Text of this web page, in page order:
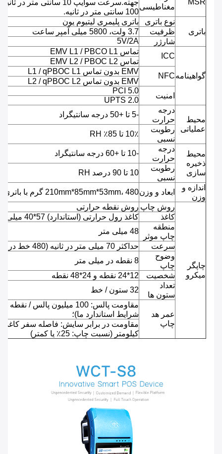
MSR
مغناطیسی
جهته.سرعت سوایپ 10 سانتی متر در
100 سانتی متر در ثانیه.
باتری
نوع باتری
باتری پلیمری لیتیوم یون
ظرفیت
3.7 ولت، 5800 میلی آمپر ساعت
شارژر
5V/2A
گواهینامه
ICC
تماس EMV L1 / PBCO L1
تماس EMV L2 / PBOC L2
NFC
EMV بدون تماس L1 / qPBOC L1
EMV بدون تماس L2 / qPBOC L2
امنیت
PCI 5.0
UPTS 2.0
محیط
عملیاتی
درجه
حرارت
-5 تا +50 درجه سانتیگراد
رطوبت
نسبی
10٪ تا 85٪ RH
محیط
ذخیره
سازی
درجه
حرارت
-10 تا +60 درجه سانتیگراد
رطوبت
نسبی
10 تا 90 درصد RH
اندازه و
وزن
ابعاد و وزن210mm*85mm*53mm، 480 گرم با باتری
چاپگر
میکرو
روش چاپ روش نقطه حرارتی
کاغذ
کاغذ رول حرارتی (استاندارد) 57*40 میلی متر
منطقه
چاپ موثر
48 میلی متر
سرعت
حداکثر 70 میلی متر در ثانیه (480 خط در ثانیه)
وضوح
چاپ
8 نقطه در میلی متر
شخصیت
12*24 نقطه و 24*48 نقطه
تعداد
ستون ها
32 ستون / خط
عمر هد
چاپ
مقاومت پالس: 100 میلیون پالس /
شرایط استاندارد ما)؛
کیلومتر (نسبت چاپ: 25٪ یا کمتر)